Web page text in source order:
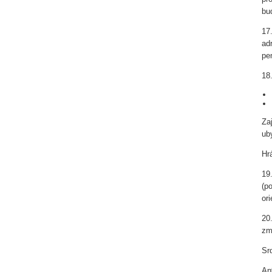
17.
18.
19.
20.